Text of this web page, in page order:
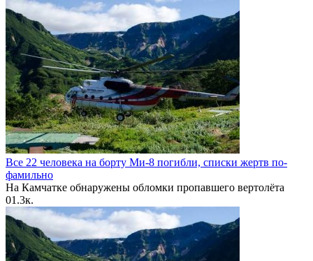
Все 22 человека на борту Ми-8 погибли, списки жертв по-
фамильно
На Камчатке обнаружены обломки пропавшего вертолёта
01.3к.